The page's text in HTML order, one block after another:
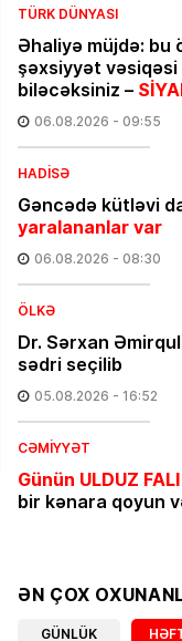
TÜRK DÜNYASI
Əhaliyə müjdə: bu
şəxsiyyət vəsiqəsi
biləcəksiniz –
06.08.2026 - 09:55
HADISƏ
Gəncədə kütləvi
yaralananlar var
06.08.2026 - 08:30
ÖLKƏ
Dr. Sərxan
sədri seçilib
05.08.2026 - 16:52
CƏMIYYƏT
Günün ULDUZ FALI
bir kənara qoyun
İQTISADIYYAT
Azərbaycan
ƏN ÇOX
GÜNLÜK